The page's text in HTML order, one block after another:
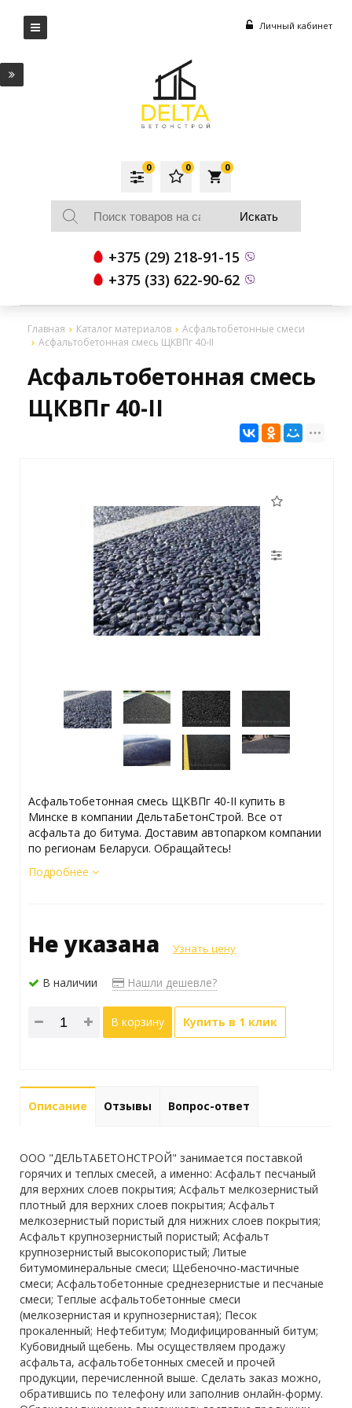
Личный кабинет
local_grocery_store
0
0
0
+375 (29) 218-91-15
+375 (33) 622-90-62
Главная Каталог материалов
Асфальтобетонные смеси
Асфальтобетонная смесь ЩКВПг 40-II
Асфальтобетонная смесь
ЩКВПг 40-II
Асфальтобетонная смесь ЩКВПг 40-II купить в
Минске в компании ДельтаБетонСтрой. Все от
асфальта до битума. Доставим автопарком компании
по регионам Беларуси. Обращайтесь!
Подробнее
Не указана Узнать цену
В наличии Нашли дешевле?
В корзину Купить в 1 клик
Описание Отзывы Вопрос-ответ
ООО "ДЕЛЬТАБЕТОНСТРОЙ" занимается поставкой
горячих и теплых смесей, а именно: Асфальт песчаный
для верхних слоев покрытия; Асфальт мелкозернистый
плотный для верхних слоев покрытия; Асфальт
мелкозернистый пористый для нижних слоев покрытия;
Асфальт крупнозернистый пористый; Асфальт
крупнозернистый высокопористый; Литые
битумоминеральные смеси; Щебеночно-мастичные
смеси; Асфальтобетонные среднезернистые и песчаные
смеси; Теплые асфальтобетонные смеси
(мелкозернистая и крупнозернистая); Песок
прокаленный; Нефтебитум; Модифицированный битум;
Кубовидный щебень. Мы осуществляем продажу
асфальта, асфальтобетонных смесей и прочей
продукции, перечисленной выше. Сделать заказ можно,
обратившись по телефону или заполнив онлайн-форму.